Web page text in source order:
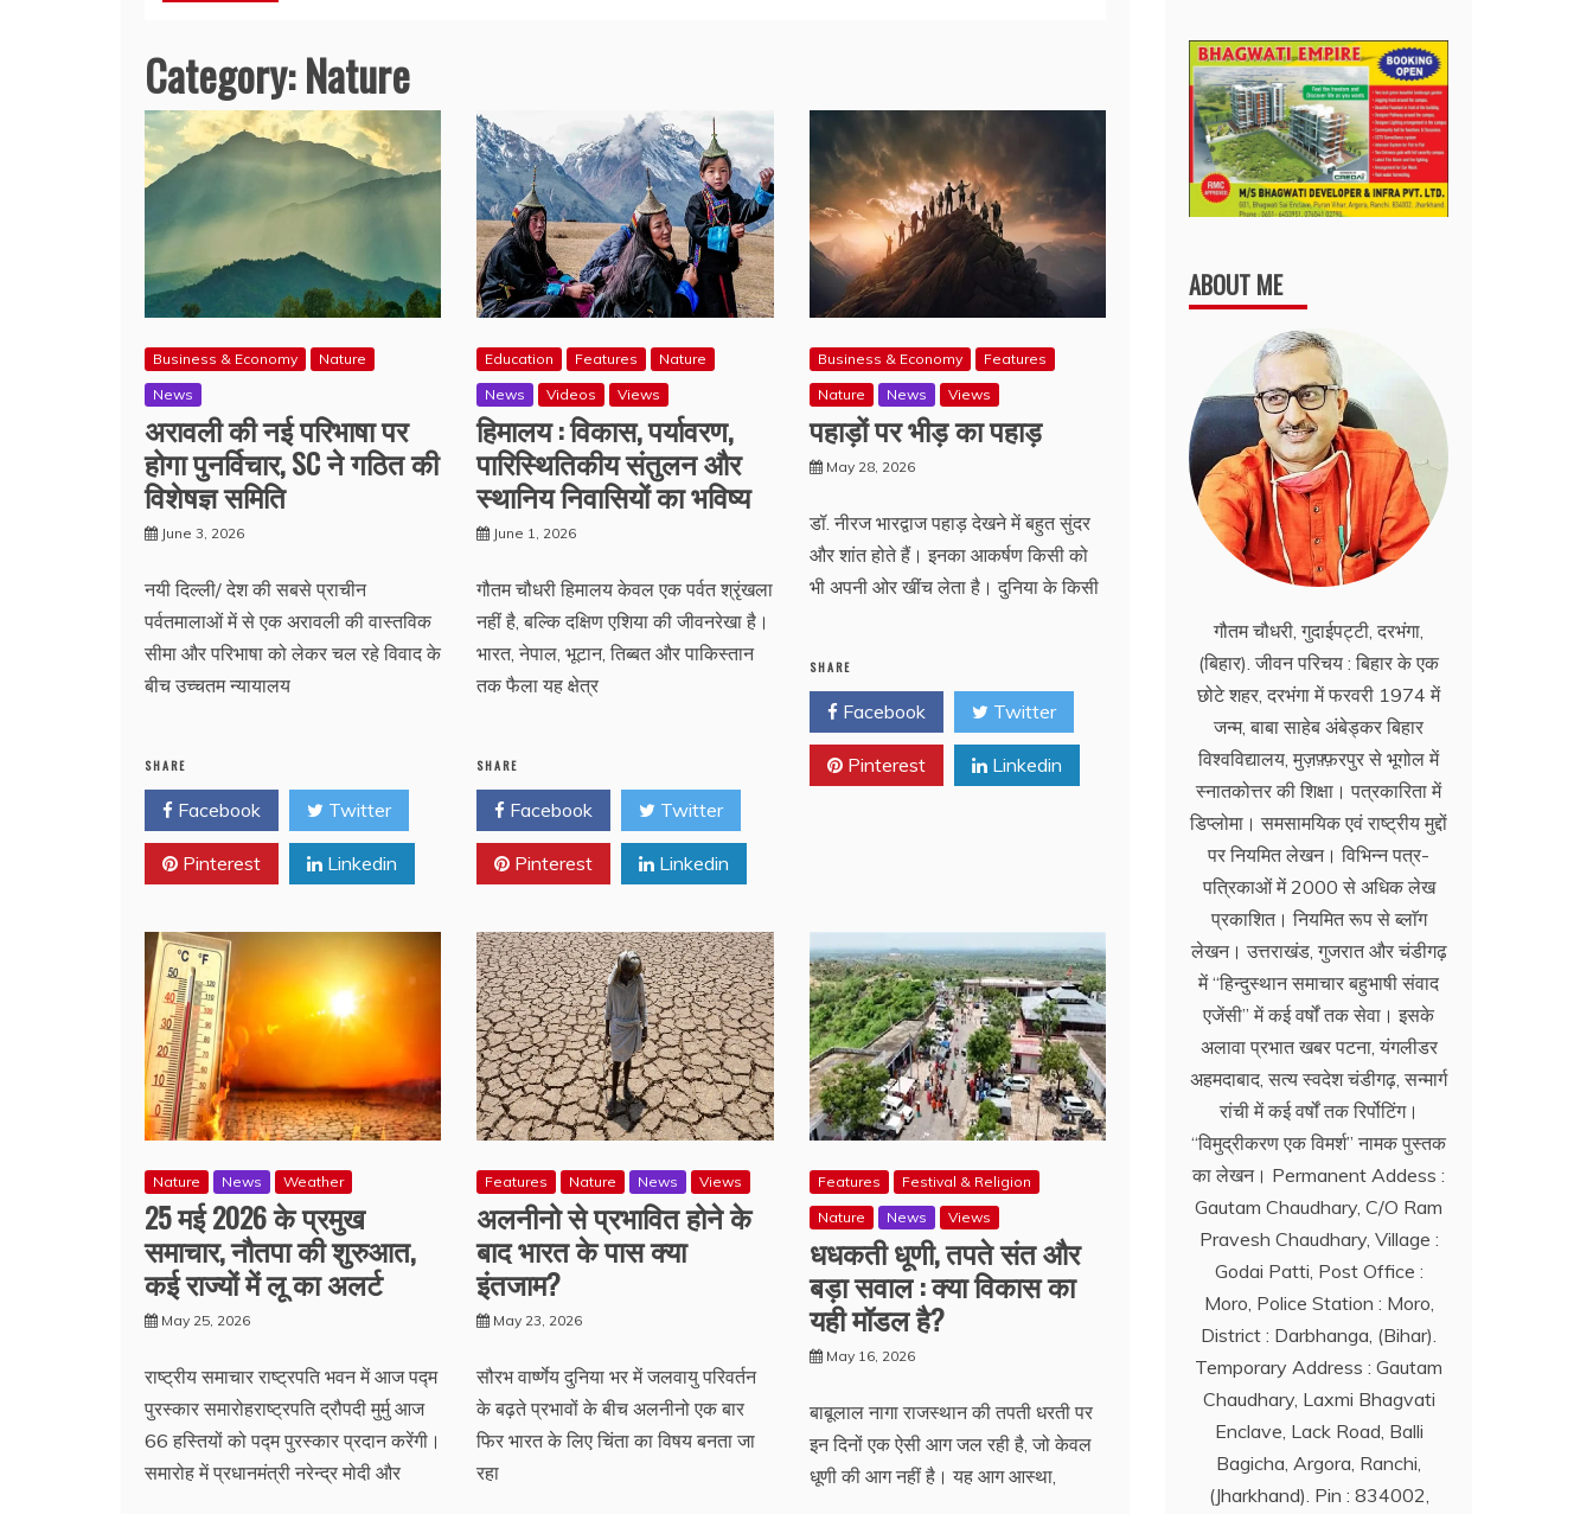
Category:Nature
Business & Economy
Nature
News
अरावली की नई परिभाषा पर
होगा पुनर्विचार, SC ने गठित की
विशेषज्ञ समिति
June 3, 2026
नयी दिल्ली/ देश की सबसे प्राचीन
पर्वतमालाओं में से एक अरावली की वास्तविक
सीमा और परिभाषा को लेकर चल रहे विवाद के
बीच उच्चतम न्यायालय
SHARE
Facebook Twitter
Pinterest Linkedin
Education Features
Nature
News
Videos Views
हिमालय : विकास, पर्यावरण,
पारिस्थितिकीय संतुलन और
स्थानिय निवासियों का भविष्य
June 1, 2026
गौतम चौधरी हिमालय केवल एक पर्वत श्रृंखला
नहीं है, बल्कि दक्षिण एशिया की जीवनरेखा है।
भारत, नेपाल, भूटान, तिब्बत और पाकिस्तान
तक फैला यह क्षेत्र
SHARE
Facebook Twitter
Pinterest Linkedin
Business & Economy
Features
Nature
News Views
पहाड़ों पर भीड़ का पहाड़
May 28, 2026
डॉ. नीरज भारद्वाज पहाड़ देखने में बहुत सुंदर
और शांत होते हैं। इनका आकर्षण किसी को
भी अपनी ओर खींच लेता है। दुनिया के किसी
SHARE
Facebook Twitter
Pinterest Linkedin
Nature News Weather
25 मई 2026 के प्रमुख
समाचार, नौतपा की शुरुआत,
कई राज्यों में लू का अलर्ट
May 25, 2026
राष्ट्रीय समाचार राष्ट्रपति भवन में आज पद्म
पुरस्कार समारोहराष्ट्रपति द्रौपदी मुर्मु आज
66 हस्तियों को पद्म पुरस्कार प्रदान करेंगी।
समारोह में प्रधानमंत्री नरेन्द्र मोदी और
Features Nature News Views
अलनीनो से प्रभावित होने के
बाद भारत के पास क्या
इंतजाम?
May 23, 2026
सौरभ वार्ष्णेय दुनिया भर में जलवायु परिवर्तन
के बढ़ते प्रभावों के बीच अलनीनो एक बार
फिर भारत के लिए चिंता का विषय बनता जा
रहा
Features
Festival & Religion
Nature
News Views
धधकती धूणी, तपते संत और
बड़ा सवाल : क्या विकास का
यही मॉडल है?
May 16, 2026
बाबूलाल नागा राजस्थान की तपती धरती पर
इन दिनों एक ऐसी आग जल रही है, जो केवल
धूणी की आग नहीं है। यह आग आस्था,
ABOUT ME
गौतम चौधरी, गुदाईपट्टी, दरभंगा,
(बिहार). जीवन परिचय : बिहार के एक
छोटे शहर, दरभंगा में फरवरी 1974 में
जन्म, बाबा साहेब अंबेड्कर बिहार
विश्वविद्यालय, मुज़फ़्फ़रपुर से भूगोल में
स्नातकोत्तर की शिक्षा। पत्रकारिता में
डिप्लोमा। समसामयिक एवं राष्ट्रीय मुद्दों
पर नियमित लेखन। विभिन्न पत्र-
पत्रिकाओं में 2000 से अधिक लेख
प्रकाशित। नियमित रूप से ब्लाॅग
लेखन। उत्तराखंड, गुजरात और चंडीगढ़
में ‘‘हिन्दुस्थान समाचार बहुभाषी संवाद
एजेंसी’’ में कई वर्षों तक सेवा। इसके
अलावा प्रभात खबर पटना, यंगलीडर
अहमदाबाद, सत्य स्वदेश चंडीगढ़, सन्मार्ग
रांची में कई वर्षों तक रिर्पोटिंग।
‘‘विमुद्रीकरण एक विमर्श’’ नामक पुस्तक
का लेखन। Permanent Addess :
Gautam Chaudhary, C/O Ram
Pravesh Chaudhary, Village :
Godai Patti, Post Office :
Moro, Police Station : Moro,
District : Darbhanga, (Bihar).
Temporary Address : Gautam
Chaudhary, Laxmi Bhagvati
Enclave, Lack Road, Balli
Bagicha, Argora, Ranchi,
(Jharkhand). Pin : 834002,